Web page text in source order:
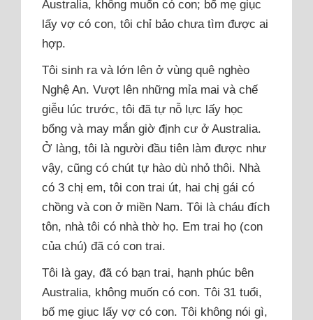
Australia, không muốn có con; bố mẹ giục
lấy vợ có con, tôi chỉ bảo chưa tìm được ai
hợp.
Tôi sinh ra và lớn lên ở vùng quê nghèo
Nghệ An. Vượt lên những mỉa mai và chế
giễu lúc trước, tôi đã tự nỗ lực lấy học
bổng và may mắn giờ định cư ở Australia.
Ở làng, tôi là người đầu tiên làm được như
vậy, cũng có chút tự hào dù nhỏ thôi. Nhà
có 3 chị em, tôi con trai út, hai chị gái có
chồng và con ở miền Nam. Tôi là cháu đích
tôn, nhà tôi có nhà thờ họ. Em trai họ (con
của chú) đã có con trai.
Tôi là gay, đã có bạn trai, hạnh phúc bên
Australia, không muốn có con. Tôi 31 tuổi,
bố mẹ giục lấy vợ có con. Tôi không nói gì,